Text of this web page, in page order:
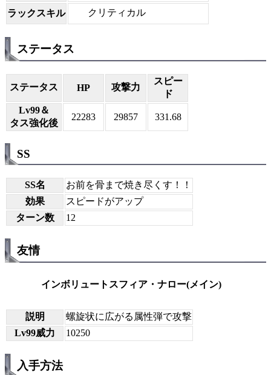
ラックスキル
クリティカル
ステータス
ステータス HP 攻撃力
スピー
ド
Lv99＆
タス強化後
22283 29857 331.68
SS
SS名
お前を骨まで焼き尽くす！！
効果
スピードがアップ
ターン数
12
友情
インボリュートスフィア・ナロー(メイン)
説明
螺旋状に広がる属性弾で攻撃
Lv99威力
10250
入手方法